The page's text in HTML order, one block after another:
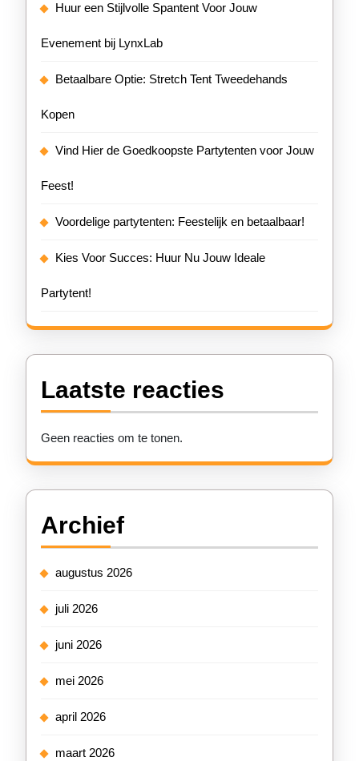
Huur een Stijlvolle Spantent Voor Jouw
Evenement bij LynxLab
Betaalbare Optie: Stretch Tent Tweedehands
Kopen
Vind Hier de Goedkoopste Partytenten voor Jouw
Feest!
Voordelige partytenten: Feestelijk en betaalbaar!
Kies Voor Succes: Huur Nu Jouw Ideale
Partytent!
Laatste reacties
Geen reacties om te tonen.
Archief
augustus 2026
juli 2026
juni 2026
mei 2026
april 2026
maart 2026